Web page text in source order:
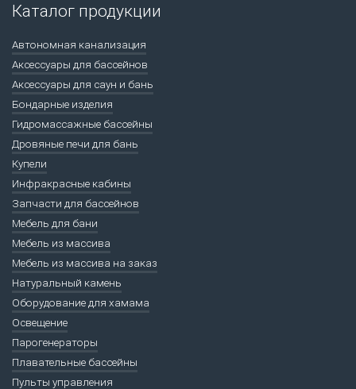
Каталог продукции
Автономная канализация
Аксессуары для бассейнов
Аксессуары для саун и бань
Бондарные изделия
Гидромассажные бассейны
Дровяные печи для бань
Купели
Инфракрасные кабины
Запчасти для бассейнов
Мебель для бани
Мебель из массива
Мебель из массива на заказ
Натуральный камень
Оборудование для хамама
Освещение
Парогенераторы
Плавательные бассейны
Пульты управления